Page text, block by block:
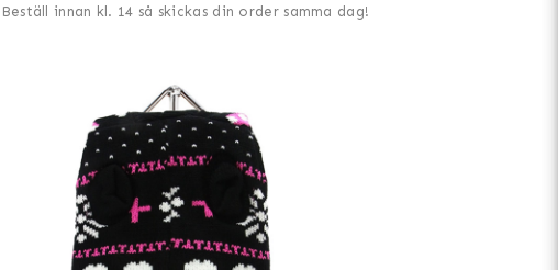
Beställ innan kl. 14 så skickas din order samma dag!